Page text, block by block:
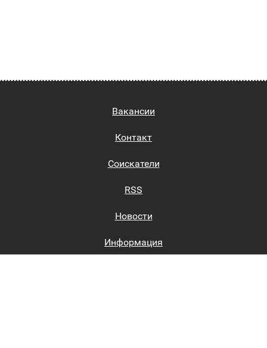
Вакансии
Контакт
Соискатели
RSS
Новости
Информация